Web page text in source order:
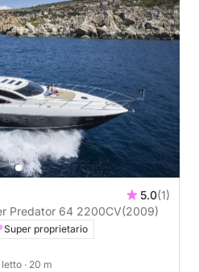
5.0(1)
Yacht a motore Sunseeker Predator 64 2200CV(2009)
Super proprietario
letto · 20 m